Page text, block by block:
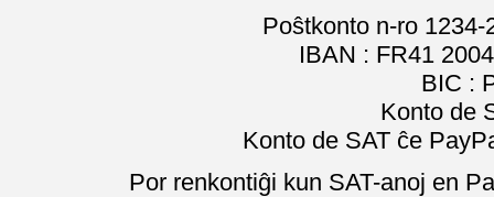
Poŝtkonto n-ro
IBAN : FR41
BIC :
Konto de
Konto de SAT ĉe
Por renkontiĝi kun SAT-anoj en